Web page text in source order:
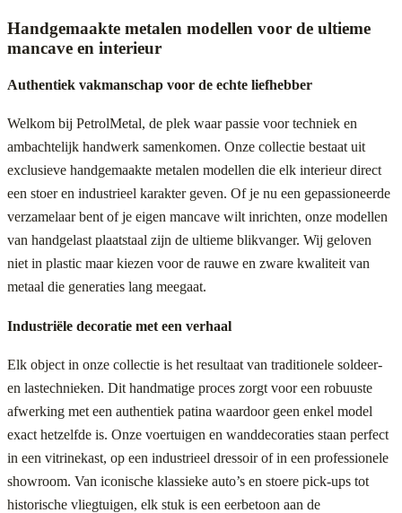
Handgemaakte metalen modellen voor de ultieme
mancave en interieur
Authentiek vakmanschap voor de echte liefhebber
Welkom bij PetrolMetal, de plek waar passie voor techniek en
ambachtelijk handwerk samenkomen. Onze collectie bestaat uit
exclusieve handgemaakte metalen modellen die elk interieur direct
een stoer en industrieel karakter geven. Of je nu een gepassioneerde
verzamelaar bent of je eigen mancave wilt inrichten, onze modellen
van handgelast plaatstaal zijn de ultieme blikvanger. Wij geloven
niet in plastic maar kiezen voor de rauwe en zware kwaliteit van
metaal die generaties lang meegaat.
Industriële decoratie met een verhaal
Elk object in onze collectie is het resultaat van traditionele soldeer-
en lastechnieken. Dit handmatige proces zorgt voor een robuuste
afwerking met een authentiek patina waardoor geen enkel model
exact hetzelfde is. Onze voertuigen en wanddecoraties staan perfect
in een vitrinekast, op een industrieel dressoir of in een professionele
showroom. Van iconische klassieke auto’s en stoere pick-ups tot
historische vliegtuigen, elk stuk is een eerbetoon aan de